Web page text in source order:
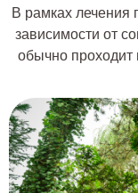
В рамках лечения
зависимости от
обычно проходит